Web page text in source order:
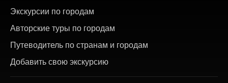
Экскурсии по городам
Авторские туры по городам
Путеводитель по странам и городам
Добавить свою экскурсию